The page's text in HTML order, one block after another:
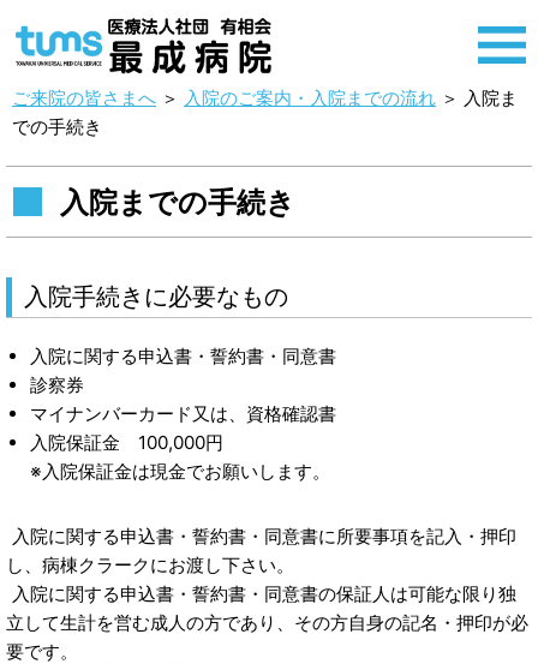
ご来院の皆さまへ ＞ 入院のご案内・入院までの流れ ＞ 入院ま
での手続き
入院までの手続き
入院手続きに必要なもの
入院に関する申込書・誓約書・同意書
診察券
マイナンバーカード又は、資格確認書
入院保証金 100,000円
※入院保証金は現金でお願いします。
入院に関する申込書・誓約書・同意書に所要事項を記入・押印
し、病棟クラークにお渡し下さい。
入院に関する申込書・誓約書・同意書の保証人は可能な限り独
立して生計を営む成人の方であり、その方自身の記名・押印が必
要です。